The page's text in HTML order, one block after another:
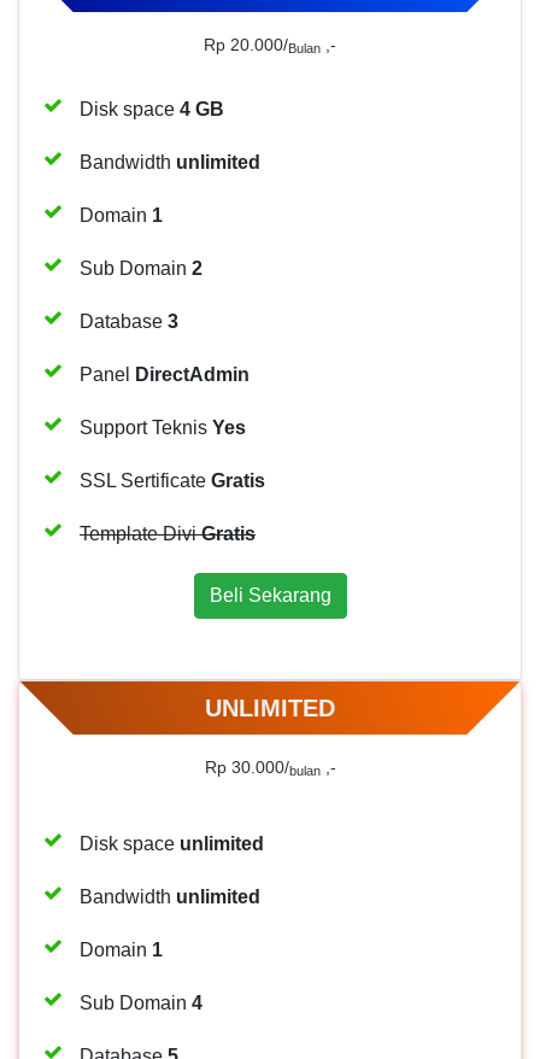
Rp 20.000/Bulan ,-
Disk space 4 GB
Bandwidth unlimited
Domain 1
Sub Domain 2
Database 3
Panel DirectAdmin
Support Teknis Yes
SSL Sertificate Gratis
Template DiviGratis
Beli Sekarang
UNLIMITED
Rp 30.000/bulan,-
Disk space unlimited
Bandwidth unlimited
Domain 1
Sub Domain 4